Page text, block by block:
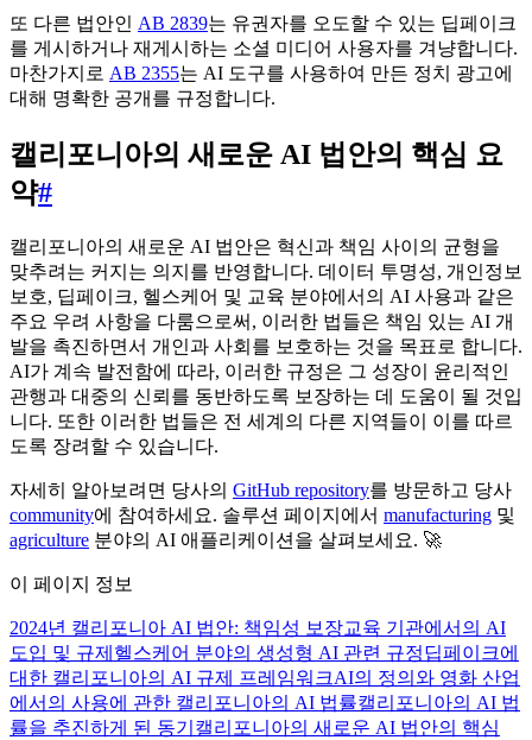
또 다른 법안인 AB 2839는 유권자를 오도할 수 있는 딥페이크
를 게시하거나 재게시하는 소셜 미디어 사용자를 겨냥합니다.
마찬가지로 AB 2355는 AI 도구를 사용하여 만든 정치 광고에
대해 명확한 공개를 규정합니다.
캘리포니아의 새로운 AI 법안의 핵심 요
약#
캘리포니아의 새로운 AI 법안은 혁신과 책임 사이의 균형을
맞추려는 커지는 의지를 반영합니다. 데이터 투명성, 개인정보
보호, 딥페이크, 헬스케어 및 교육 분야에서의 AI 사용과 같은
주요 우려 사항을 다룸으로써, 이러한 법들은 책임 있는 AI 개
발을 촉진하면서 개인과 사회를 보호하는 것을 목표로 합니다.
AI가 계속 발전함에 따라, 이러한 규정은 그 성장이 윤리적인
관행과 대중의 신뢰를 동반하도록 보장하는 데 도움이 될 것입
니다. 또한 이러한 법들은 전 세계의 다른 지역들이 이를 따르
도록 장려할 수 있습니다.
자세히 알아보려면 당사의 GitHub repository를 방문하고 당사
community에 참여하세요. 솔루션 페이지에서 manufacturing 및
agriculture 분야의 AI 애플리케이션을 살펴보세요. 🚀
이 페이지 정보
2024년 캘리포니아 AI 법안: 책임성 보장교육 기관에서의 AI
도입 및 규제 헬스케어 분야의 생성형 AI 관련 규정딥페이크에
대한 캘리포니아의 AI 규제 프레임워크AI의 정의와 영화 산업
에서의 사용에 관한 캘리포니아의 AI 법률캘리포니아의 AI 법
률을 추진하게 된 동기 캘리포니아의 새로운 AI 법안의 핵심